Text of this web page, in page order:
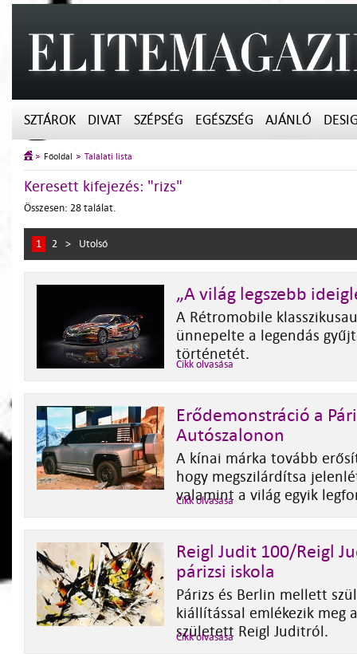
SZTÁROK DIVAT SZÉPSÉG EGÉSZSÉG AJÁNLÓ
Főoldal Találati lista
Keresett kifejezés: "rizs"
Összesen: 28 találat.
1 2 > Utolsó
„A világ legszebb
A Rétromobile
ünnepelte a legendás
történetét.
Cikk olvasása
Erődemonstráció a
Autószalonon
A kínai márka tovább
hogy megszilárdítsa
valamint a világ egyik
Cikk olvasása
Reigl Judit 100/Reigl
párizsi iskola
Párizs és Berlin mellett
kiállítással emlékezik meg
született Reigl Juditról.
Cikk olvasása